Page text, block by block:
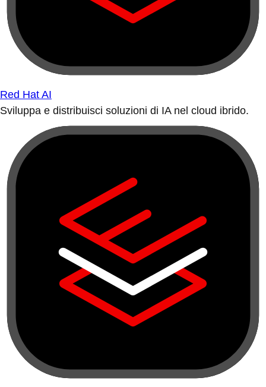
Red Hat AI
Sviluppa e distribuisci soluzioni di IA nel cloud ibrido.